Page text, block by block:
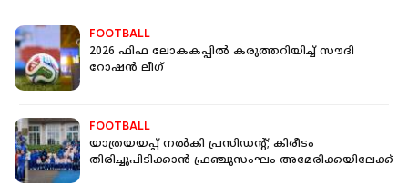
FOOTBALL
2026 ഫിഫ ലോകകപ്പിൽ കരുത്തറിയിച്ച് സൗദി
റോഷൻ ലീഗ്
FOOTBALL
യാത്രയയപ്പ് നല്‍കി പ്രസിഡന്റ്; കിരീടം
തിരിച്ചുപിടിക്കാന്‍ ഫ്രഞ്ചുസംഘം അമേരിക്കയിലേക്ക്